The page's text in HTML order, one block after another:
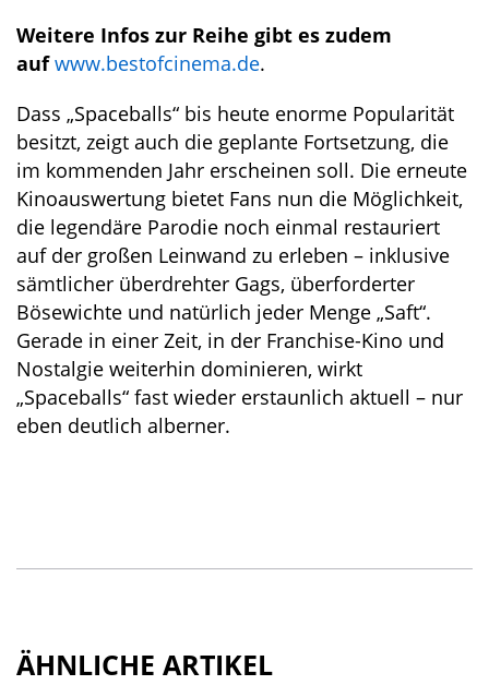
Weitere Infos zur Reihe gibt es zudem
aufwww.bestofcinema.de.
Dass „Spaceballs“ bis heute enorme Popularität
besitzt, zeigt auch die geplante Fortsetzung, die
im kommenden Jahr erscheinen soll. Die erneute
Kinoauswertung bietet Fans nun die Möglichkeit,
die legendäre Parodie noch einmal restauriert
auf der großen Leinwand zu erleben – inklusive
sämtlicher überdrehter Gags, überforderter
Bösewichte und natürlich jeder Menge „Saft“.
Gerade in einer Zeit, in der Franchise-Kino und
Nostalgie weiterhin dominieren, wirkt
„Spaceballs“ fast wieder erstaunlich aktuell – nur
eben deutlich alberner.
ÄHNLICHE ARTIKEL